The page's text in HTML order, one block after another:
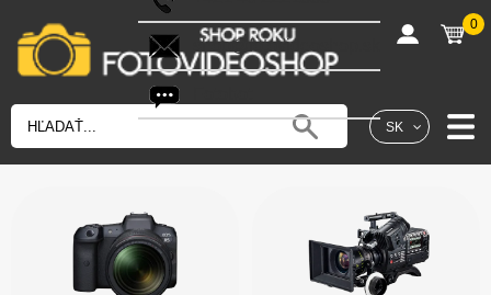
SK
shop@fotovideoshop.sk
0